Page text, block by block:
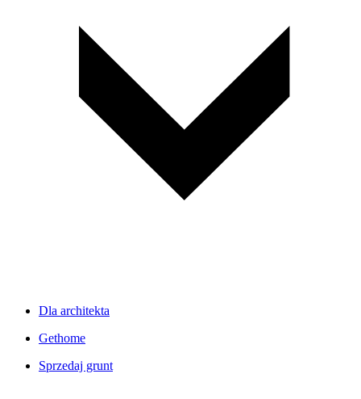
Dla architekta
Gethome
Sprzedaj grunt